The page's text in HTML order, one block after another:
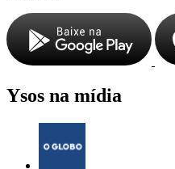
Ysos na mídia